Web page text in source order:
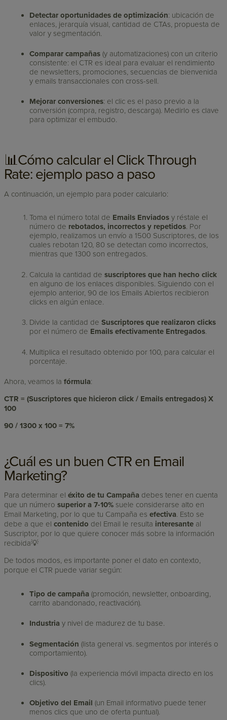
Detectar oportunidades de optimización: ubicación de
enlaces, jerarquía visual, cantidad de CTAs, propuesta de
valor y segmentación.
Comparar campañas (y automatizaciones) con un criterio
consistente: el CTR es ideal para evaluar el rendimiento
de newsletters, promociones, secuencias de bienvenida
y emails transaccionales con cross-sell.
Mejorar conversiones: el clic es el paso previo a la
conversión (compra, registro, descarga). Medirlo es clave
para optimizar el embudo.
📊Cómo calcular el Click Through
Rate: ejemplo paso a paso
A continuación, un ejemplo para poder calcularlo:
Toma el número total de Emails Enviados y réstale el
número de rebotados, incorrectos y repetidos. Por
ejemplo, realizamos un envío a 1500 Suscriptores, de los
cuales rebotan 120, 80 se detectan como incorrectos,
mientras que 1300 son entregados.
Calcula la cantidad desuscriptores que han hecho click
en alguno de los enlaces disponibles. Siguiendo con el
ejemplo anterior, 90 de los Emails Abiertos recibieron
clicks en algún enlace.
Divide la cantidad deSuscriptores que realizaron clicks
por el número de Emails efectivamente Entregados.
Multiplica el resultado obtenido por 100, para calcular el
porcentaje.
Ahora, veamos lafórmula:
CTR = (Suscriptores que hicieron click / Emails entregados) X
100
90 / 1300 x 100 = 7%
¿Cuál es un buen CTR en Email
Marketing?
Para determinar el éxito de tu Campaña debes tener en cuenta
que un númerosuperior a 7-10% suele considerarse alto en
Email Marketing, por lo que tu Campaña esefectiva. Esto se
debe a que elcontenido del Email le resulta interesante al
Suscriptor, por lo que quiere conocer más sobre la información
recibida💡
De todos modos, es importante poner el dato en contexto,
porque el CTR puede variar según:
Tipo de campaña (promoción, newsletter, onboarding,
carrito abandonado, reactivación).
Industria y nivel de madurez de tu base.
Segmentación (lista general vs. segmentos por interés o
comportamiento).
Dispositivo (la experiencia móvil impacta directo en los
clics).
Objetivo del Email (un Email informativo puede tener
menos clics que uno de oferta puntual).